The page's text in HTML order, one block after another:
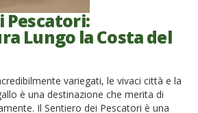
Pescatori:
Lungo la Costa del
variegati, le vivaci città e la
è una destinazione che merita di
Il Sentiero dei Pescatori è una